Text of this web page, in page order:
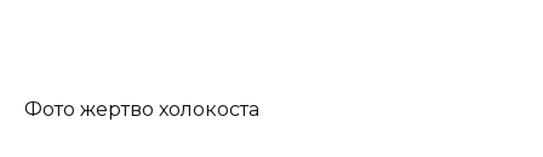
Фото жертво холокоста